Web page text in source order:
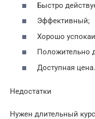
Быстро
Эффективный;
Хорошо
Положительно
Доступная цена.
Недостатки
Нужен длительный